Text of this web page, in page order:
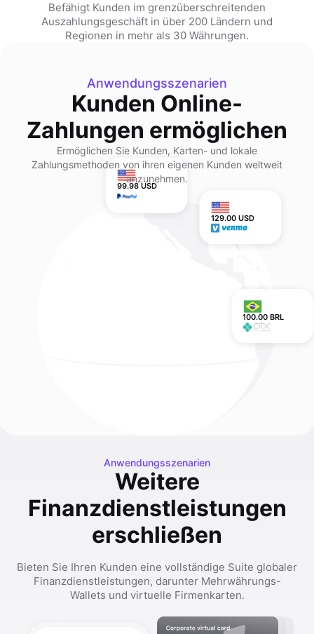
Befähigt Kunden im grenzüberschreitenden
Auszahlungsgeschäft in über 200 Ländern und
Regionen in mehr als 30 Währungen.
Anwendungsszenarien
Kunden Online-
Zahlungen ermöglichen
Ermöglichen Sie Kunden, Karten- und lokale
Zahlungsmethoden von ihren eigenen Kunden weltweit
anzunehmen.
99.98 USD
129.00 USD
100.00 BRL
Anwendungsszenarien
Weitere
Finanzdienstleistungen
erschließen
Bieten Sie Ihren Kunden eine vollständige Suite globaler
Finanzdienstleistungen, darunter Mehrwährungs-
Wallets und virtuelle Firmenkarten.